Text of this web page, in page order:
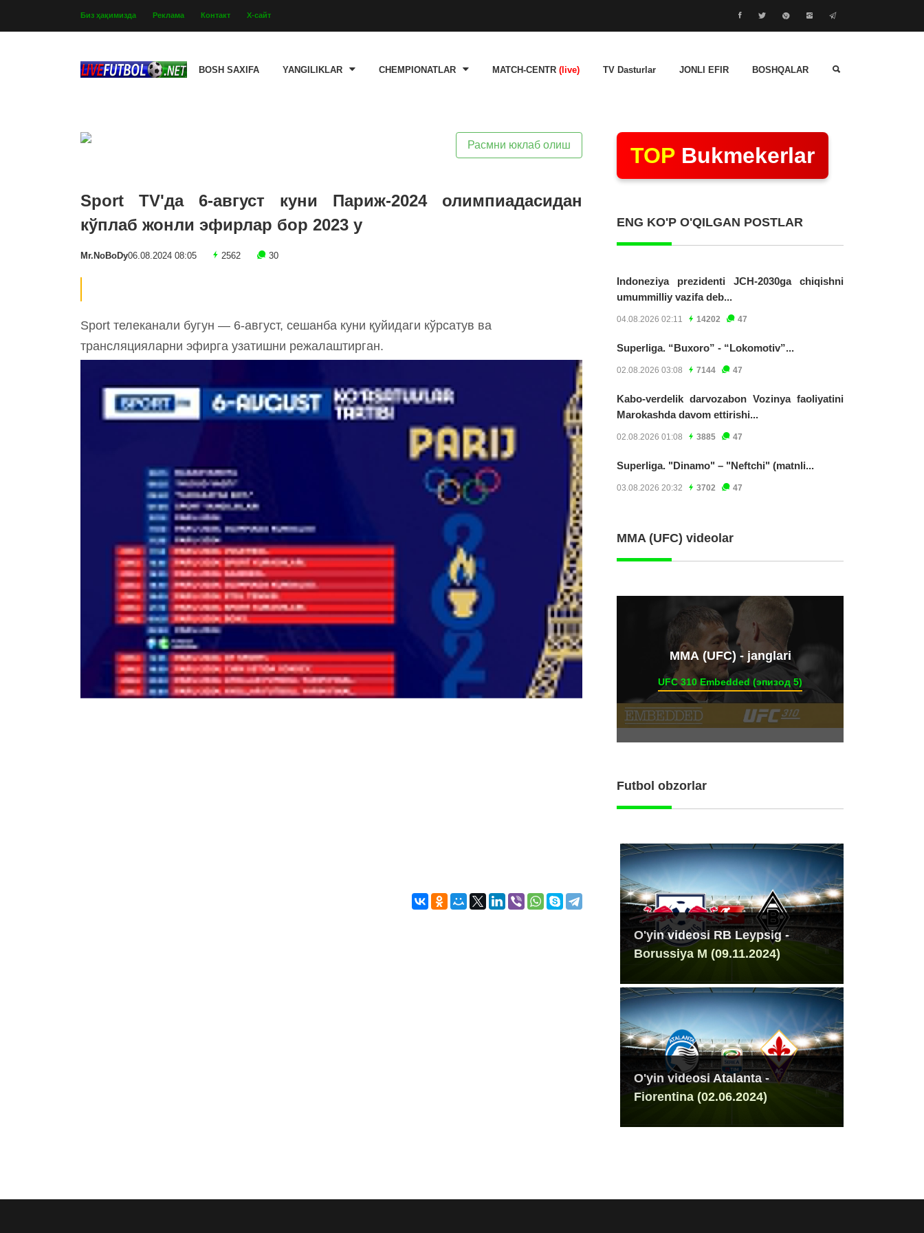
Биз ҳақимизда Реклама Контакт Х-сайт
BOSH SAXIFA YANGILIKLAR CHEMPIONATLAR MATCH-CENTR (live) TV Dasturlar JONLI EFIR BOSHQALAR
Расмни юклаб олиш
Sport TV'да 6-август куни Париж-2024 олимпиадасидан
кўплаб жонли эфирлар бор 2023 y
Mr.NoBoDy06.08.2024 08:05 2562 30
Sport телеканали бугун — 6-август, сешанба куни қуйидаги кўрсатув ва
трансляцияларни эфирга узатишни режалаштирган.
TOP Bukmekerlar
ENG KO'P O'QILGAN POSTLAR
Indoneziya prezidenti JCH-2030ga chiqishni
umummilliy vazifa deb...
04.08.2026 02:11 14202 47
Superliga. “Buxoro” - “Lokomotiv”...
02.08.2026 03:08 7144 47
Kabo-verdelik darvozabon Vozinya faoliyatini
Marokashda davom ettirishi...
02.08.2026 01:08 3885 47
Superliga. "Dinamo" – "Neftchi" (matnli...
03.08.2026 20:32 3702 47
MMA (UFC) videolar
ММА (UFC) - janglari
UFC 310 Embedded (эпизод 5)
Futbol obzorlar
O'yin videosi RB Leypsig -
Borussiya M (09.11.2024)
O'yin videosi Atalanta -
Fiorentina (02.06.2024)